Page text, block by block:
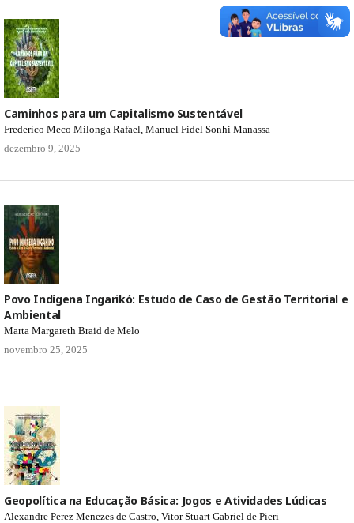
Caminhos para um Capitalismo Sustentável
Frederico Meco Milonga Rafael, Manuel Fidel Sonhi Manassa
dezembro 9, 2025
Povo Indígena Ingarikó: Estudo de Caso de Gestão Territorial e
Ambiental
Marta Margareth Braid de Melo
novembro 25, 2025
Geopolítica na Educação Básica: Jogos e Atividades Lúdicas
Alexandre Perez Menezes de Castro, Vitor Stuart Gabriel de Pieri